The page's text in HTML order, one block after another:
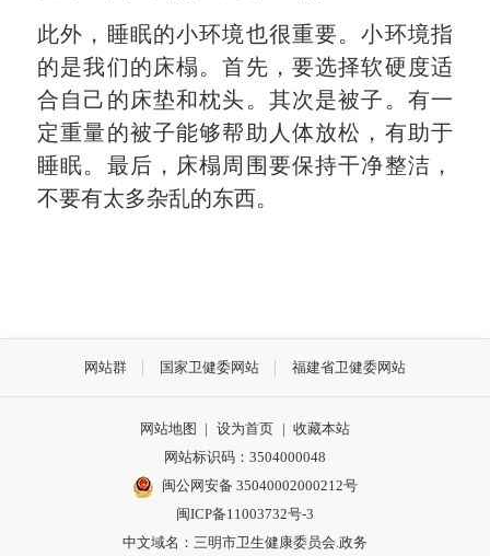
此外，睡眠的小环境也很重要。小环境指
的是我们的床榻。首先，要选择软硬度适
合自己的床垫和枕头。其次是被子。有一
定重量的被子能够帮助人体放松，有助于
睡眠。最后，床榻周围要保持干净整洁，
不要有太多杂乱的东西。
网站群 国家卫健委网站 福建省卫健委网站
网站地图 | 设为首页 | 收藏本站
网站标识码：3504000048
闽公网安备 35040002000212号
闽ICP备11003732号-3
中文域名：三明市卫生健康委员会.政务